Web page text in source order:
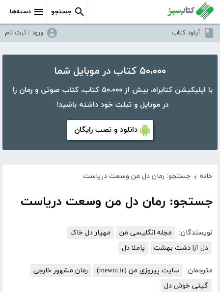
دسته‌ها جستجو
آپلود کتاب ورود / ثبت نام
۵۰،۰۰۰ کتاب در موبایل شما
با اپلیکیشن کتابراه، بیش از ۵۰،۰۰۰ کتاب، کتاب صوتی و رمان را
در موبایل و تبلت خود داشته باشید!
دانلود و نصب رایگان
خانه › جستجو: رمان دل من وسعت دریاست
جستجو: رمان دل من وسعت دریاست
نویسندگان: مجله انگلیسی من
مهیار دل خاک
دل آرا دشت بهشت
پاملا دل
مترجمان: سایت پیروزی من (mewin.ir)
رمان مشهور خارجی
گیتی خوش دل